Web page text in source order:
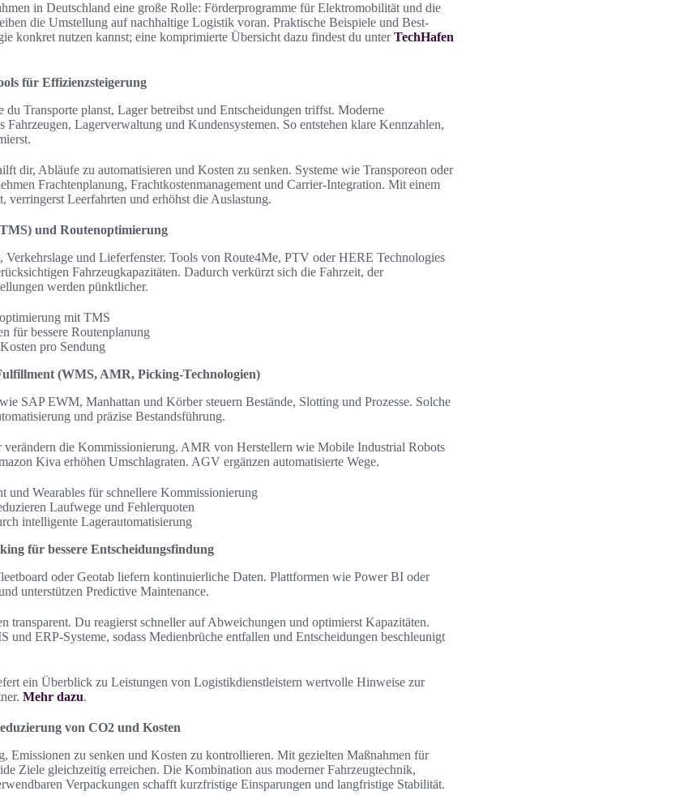
in Deutschland eine große Rolle: Förderprogramme für Elektromobilität und die
die Umstellung auf nachhaltige Logistik voran. Praktische Beispiele und Best-
konkret nutzen kannst; eine komprimierte Übersicht dazu findest du unterTechHafen
für Effizienzsteigerung
Transporte planst, Lager betreibst und Entscheidungen triffst. Moderne
Lagerverwaltung und Kundensystemen. So entstehen klare Kennzahlen,
dir, Abläufe zu automatisieren und Kosten zu senken. Systeme wie Transporeon oder
Frachtenplanung, Frachtkostenmanagement und Carrier-Integration. Mit einem
verringerst Leerfahrten und erhöhst die Auslastung.
und Routenoptimierung
und Lieferfenster. Tools von Route4Me, PTV oder HERE Technologies
Fahrzeugkapazitäten. Dadurch verkürzt sich die Fahrzeit, der
werden pünktlicher.
mit TMS
für bessere Routenplanung
pro Sendung
(WMS, AMR, Picking-Technologien)
SAP EWM, Manhattan und Körber steuern Bestände, Slotting und Prozesse. Solche
und präzise Bestandsführung.
verändern die Kommissionierung. AMR von Herstellern wie Mobile Industrial Robots
Kiva erhöhen Umschlagraten. AGV ergänzen automatisierte Wege.
Wearables für schnellere Kommissionierung
Laufwege und Fehlerquoten
intelligente Lagerautomatisierung
für bessere Entscheidungsfindung
oder Geotab liefern kontinuierliche Daten. Plattformen wie Power BI oder
unterstützen Predictive Maintenance.
transparent. Du reagierst schneller auf Abweichungen und optimierst Kapazitäten.
ERP-Systeme, sodass Medienbrüche entfallen und Entscheidungen beschleunigt
ein Überblick zu Leistungen von Logistikdienstleistern wertvolle Hinweise zur
Mehr dazu.
von CO2 und Kosten
Emissionen zu senken und Kosten zu kontrollieren. Mit gezielten Maßnahmen für
Ziele gleichzeitig erreichen. Die Kombination aus moderner Fahrzeugtechnik,
Verpackungen schafft kurzfristige Einsparungen und langfristige Stabilität.